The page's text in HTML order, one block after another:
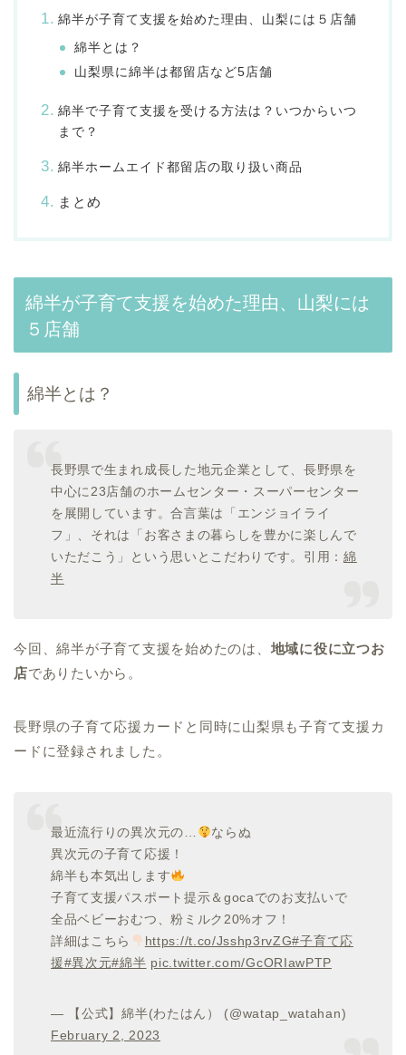
綿半が子育て支援を始めた理由、山梨には５店舗
綿半とは？
山梨県に綿半は都留店など5店舗
綿半で子育て支援を受ける方法は？いつからいつ
まで？
綿半ホームエイド都留店の取り扱い商品
まとめ
綿半が子育て支援を始めた理由、山梨には
５店舗
綿半とは？
長野県で生まれ成長した地元企業として、長野県を
中心に23店舗のホームセンター・スーパーセンター
を展開しています。合言葉は「エンジョイライ
フ」、それは「お客さまの暮らしを豊かに楽しんで
いただこう」という思いとこだわりです。引用：綿
半
今回、綿半が子育て支援を始めたのは、 地域に役に立つお
店でありたいから。
長野県の子育て応援カードと同時に山梨県も子育て支援カ
ードに登録されました。
最近流行りの異次元の…
ならぬ
異次元の子育て応援！
綿半も本気出します
子育て支援パスポート提示＆gocaでのお支払いで
全品ベビーおむつ、粉ミルク20%オフ！
詳細はこちら
https://t.co/Jsshp3rvZG#子育て応
援#異次元#綿半 pic.twitter.com/GcORIawPTP
— 【公式】綿半(わたはん） (@watap_watahan)
February 2, 2023